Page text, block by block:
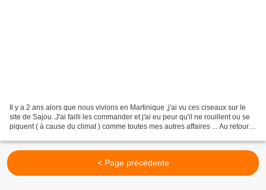
Il y a 2 ans alors que nous vivions en Martinique ,j'ai vu ces ciseaux sur le
site de Sajou .J'ai failli les commander et j'ai eu peur qu'il ne rouillent ou se
piquent ( à cause du climat ) comme toutes mes autres affaires ... Au retour
< Page précédente